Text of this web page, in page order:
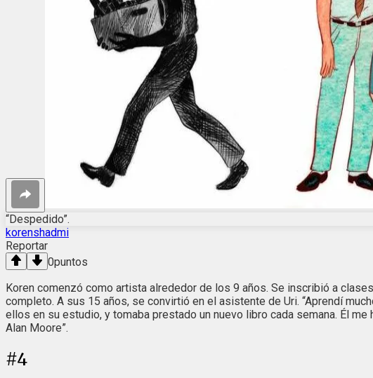
“Despedido”.
korenshadmi
Reportar
0puntos
Koren comenzó como artista alrededor de los 9 años. Se inscribió a
completo. A sus 15 años, se convirtió en el asistente de Uri. “Aprendí
ellos en su estudio, y tomaba prestado un nuevo libro cada semana. Él
Alan Moore”.
#4